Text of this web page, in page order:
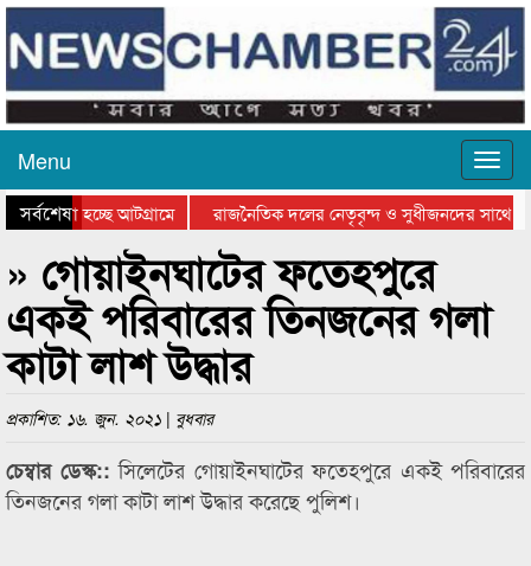
Menu
সর্বশেষ
যাওয়া হচ্ছে আটগ্রামে
রাজনৈতিক দলের নেতৃবৃন্দ ও সুধীজনদের সাথে
পুরস্কার বিতরণ সম্পন্ন
সিলেটে বাংলাদেশ গ্রুপ থিয়েটার ফেডারেশানের
» গোয়াইনঘাটের ফতেহপুরে
একই পরিবারের তিনজনের গলা
কাটা লাশ উদ্ধার
প্রকাশিত: ১৬. জুন. ২০২১ | বুধবার
চেম্বার ডেস্ক::সিলেটের গোয়াইনঘাটের ফতেহপুরে একই পরিবারের
তিনজনের গলা কাটা লাশ উদ্ধার করেছে পুলিশ।